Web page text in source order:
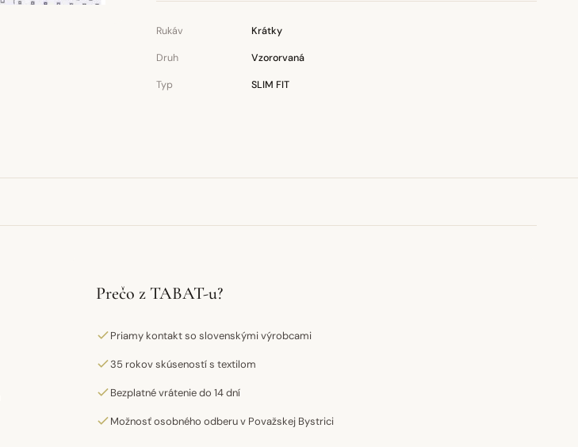
Rukáv Krátky
Druh Vzororvaná
Typ SLIM FIT
Prečo z TABAT-u?
Priamy kontakt so slovenskými výrobcami
35 rokov skúseností s textilom
Bezplatné vrátenie do 14 dní
Možnosť osobného odberu v Považskej Bystrici